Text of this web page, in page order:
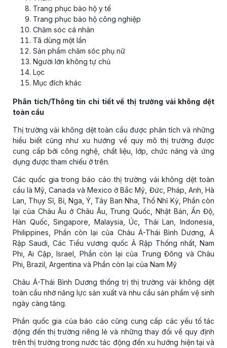
Trang phục bảo hộ y tế
Trang phục bảo hộ công nghiệp
Chăm sóc cá nhân
Tã dùng một lần
Sản phẩm chăm sóc phụ nữ
Người lớn không tự chủ
Lọc
Mục đích khác
Phân tích/Thông tin chi tiết về thị trường vải không dệt
toàn cầu
Thị trường vải không dệt toàn cầu được phân tích và những
hiểu biết cũng như xu hướng về quy mô thị trường được
cung cấp bởi công nghệ, chất liệu, lớp, chức năng và ứng
dụng được tham chiếu ở trên.
Các quốc gia trong báo cáo thị trường vải không dệt toàn
cầu là Mỹ, Canada và Mexico ở Bắc Mỹ, Đức, Pháp, Anh, Hà
Lan, Thụy Sĩ, Bỉ, Nga, Ý, Tây Ban Nha, Thổ Nhĩ Kỳ, Phần còn
lại của Châu Âu ở Châu Âu, Trung Quốc, Nhật Bản, Ấn Độ,
Hàn Quốc, Singapore, Malaysia, Úc, Thái Lan, Indonesia,
Philippines, Phần còn lại của Châu Á-Thái Bình Dương, Ả
Rập Saudi, Các Tiểu vương quốc Ả Rập Thống nhất, Nam
Phi, Ai Cập, Israel, Phần còn lại của Trung Đông và Châu
Phi, Brazil, Argentina và Phần còn lại của Nam Mỹ
Châu Á-Thái Bình Dương thống trị thị trường vải không dệt
toàn cầu nhờ năng lực sản xuất và nhu cầu sản phẩm vệ sinh
ngày càng tăng.
Phần quốc gia của báo cáo cũng cung cấp các yếu tố tác
động đến thị trường riêng lẻ và những thay đổi về quy định
trên thị trường trong nước tác động đến xu hướng hiện tại và